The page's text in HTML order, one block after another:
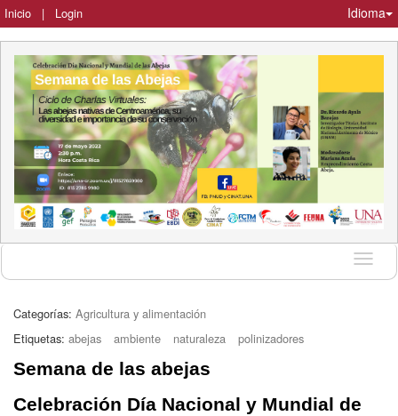
Inicio | Login Idioma
Idioma
Categorías: Agricultura y alimentación
Etiquetas: abejas ambiente naturaleza polinizadores
Semana de las abejas
Celebración Día Nacional y Mundial de